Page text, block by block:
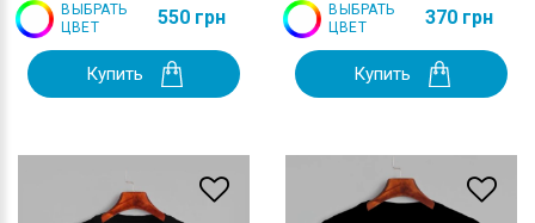
ВЫБРАТЬ
ЦВЕТ
550 грн
Купить
ВЫБРАТЬ
ЦВЕТ
370 грн
Купить